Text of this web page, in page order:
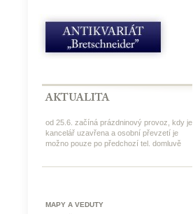
od 25.6. začíná prázdninový provoz, kdy je
kancelář uzavřena a osobní převzetí je
možno pouze po předchozí tel. domluvě
MAPY A VEDUTY